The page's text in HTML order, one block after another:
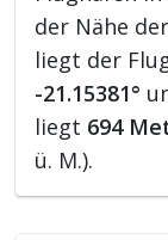
der Nähe
liegt der
-21.15381°
liegt 694
ü. M.).